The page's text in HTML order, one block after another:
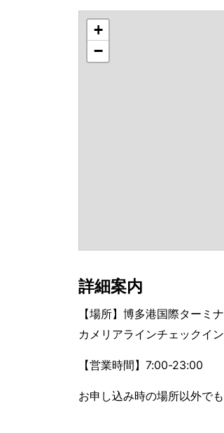
+
−
詳細案内
【場所】博多港国際ターミ
カメリアラインチェックイ
【営業時間】7:00-23:00
お申し込み時の場所以外で